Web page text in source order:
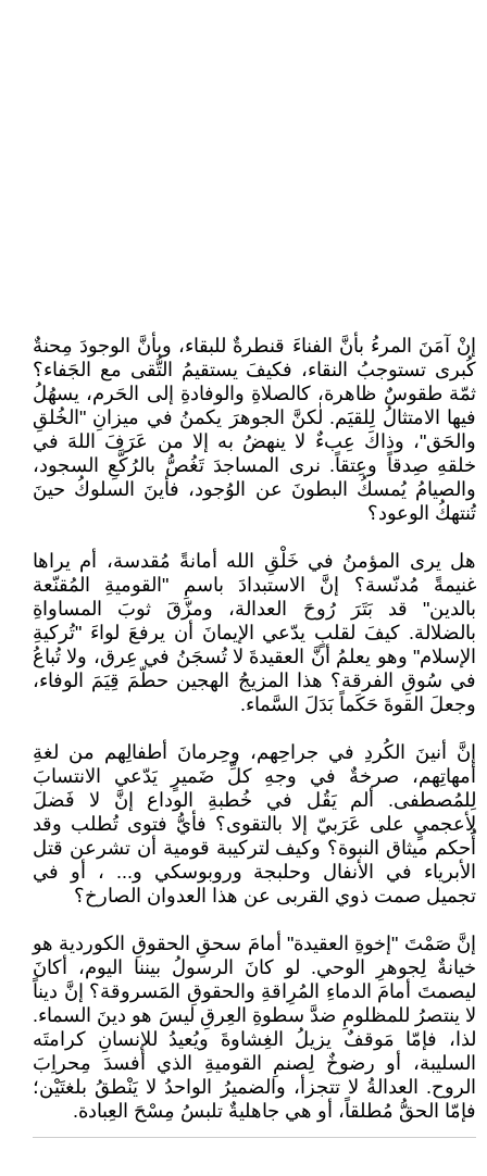
إنْ آمَنَ المرءُ بأنَّ الفناءَ قنطرةٌ للبقاء، وبأنَّ الوجودَ مِحنةٌ
كُبرى تستوجبُ النقاء، فكيفَ يستقيمُ التُّقى مع الجَفاء؟
ثمّة طقوسٌ ظاهرة، كالصلاةِ والوفادةِ إلى الحَرم، يسهُلُ
فيها الامتثالُ لِلقيَم. لٰكنَّ الجوهرَ يكمنُ في ميزانِ "الخُلقِ
والحَق"، وذاكَ عِبءٌ لا ينهضُ به إلا من عَرَفَ اللهَ في
خلقهِ صِدقاً وعِتقاً. نرى المساجدَ تَغُصُّ بالرُكَّعِ السجود،
والصيامُ يُمسكُ البطونَ عن الوُجود، فأينَ السلوكُ حينَ
تُنتهكُ الوعود؟
هل يرى المؤمنُ في خَلْقِ الله أمانةً مُقدسة، أم يراها
غنيمةً مُدنّسة؟ إنَّ الاستبدادَ باسمِ "القوميةِ المُقنّعة
بالدين" قد بَتَرَ رُوحَ العدالة، ومزّقَ ثوبَ المساواةِ
بالضلالة. كيفَ لقلبٍ يدّعي الإيمانَ أن يرفعَ لواءَ "تُركيةِ
الإسلام" وهو يعلمُ أنَّ العقيدةَ لا تُسجَنُ في عِرق، ولا تُباعُ
في سُوقِ الفرقة؟ هذا المزيجُ الهجين حطّمَ قِيَمَ الوفاء،
وجعلَ القوةَ حَكَماً بَدَلَ السَّماء.
إنَّ أنينَ الكُردِ في جراحِهم، وحِرمانَ أطفالِهم من لغةِ
أمهاتِهم، صرخةٌ في وجهِ كلِّ ضَميرٍ يَدّعي الانتسابَ
لِلمُصطفى. ألم يَقُل في خُطبةِ الوداع إنَّ لا فَضلَ
لِأعجميٍ على عَرَبيّ إلا بالتقوى؟ فأيُّ فتوى تُطلب وقد
أُحكم ميثاق النبوة؟ وكيف لتركيبة قومية أن تشرعن قتل
الأبرياء في الأنفال وحلبجة وروبوسكي و... ، أو في
تجميل صمت ذوي القربى عن هذا العدوان الصارخ؟
إنَّ صَمْتَ "إخوةِ العقيدة" أمامَ سحقِ الحقوقِ الكوردية هو
خيانةٌ لِجوهرِ الوحي. لو كانَ الرسولُ بيننا اليوم، أكانَ
ليصمتَ أمامَ الدماءِ المُرِاقةِ والحقوقِ المَسروقة؟ إنَّ ديناً
لا ينتصرُ للمظلومِ ضدَّ سطوةِ العِرقِ ليسَ هو دينَ السماء.
لذا، فإمّا مَوقفٌ يزيلُ الغِشاوةَ ويُعيدُ للإنسانِ كرامتَه
السليبة، أو رضوخٌ لِصنمِ القوميةِ الذي أفسدَ مِحراِبَ
الروح. العدالةُ لا تتجزأ، والضميرُ الواحدُ لا يَنْطقُ بلغتَيْن؛
فإمّا الحقُّ مُطلقاً، أو هي جاهليةٌ تلبسُ مِسْحَ العِبادة.